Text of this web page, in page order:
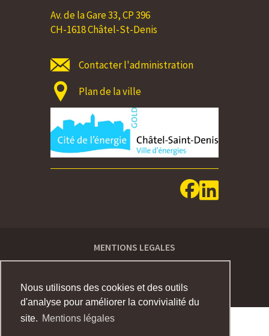
Nous utilisons des cookies et des outils
d'analyse pour améliorer la convivialité du
site. Mentions légales
Av. de la Gare 33, CP 396
CH-1618 Châtel-St-Denis
Contacter l'administration
Plan de la ville
MENTIONS LEGALES
IMPRESSUM